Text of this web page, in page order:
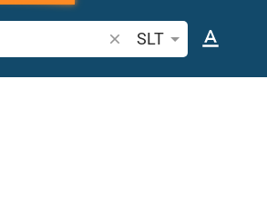
Bibelstelle oder Begriff
SLT